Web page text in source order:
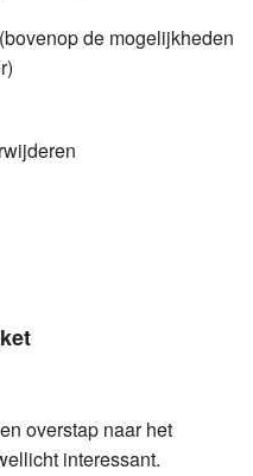
de mogelijkheden
overstap naar het
interessant.